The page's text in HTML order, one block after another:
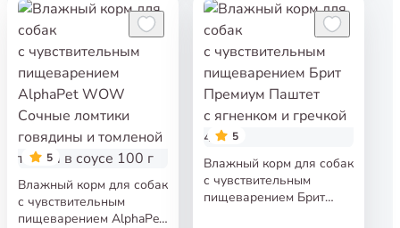
5
Влажный корм для собак
с чувствительным
пищеварением AlphaPet
5
Влажный корм для собак
с чувствительным
пищеварением Брит